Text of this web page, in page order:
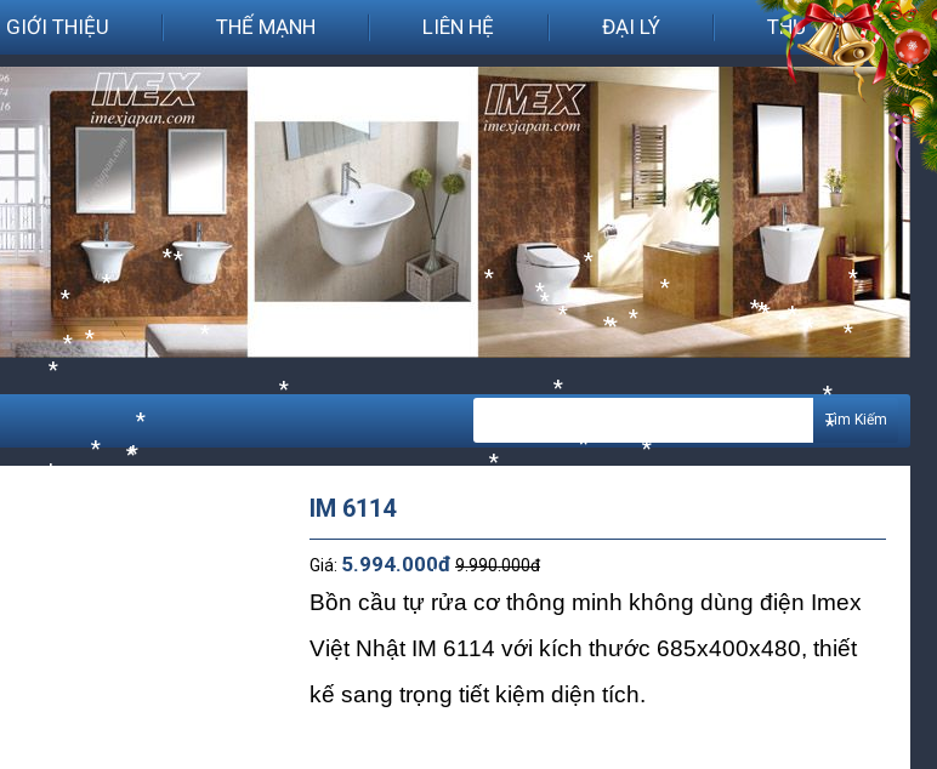
*
*
*
*
*
*
*
*
*
*
*
*
*
*
*
* *
*
*
*
*
*
*
*
*
*
*
*
GIỚI THIỆU THẾ MẠNH LIÊN HỆ ĐẠI LÝ THƯ VIỆN
Tìm Kiếm
IM 6114
Giá: 5.994.000đ 9.990.000đ
Bồn cầu tự rửa cơ thông minh không dùng điện Imex
Việt Nhật IM 6114 với kích thước 685x400x480, thiết
kế sang trọng tiết kiệm diện tích.